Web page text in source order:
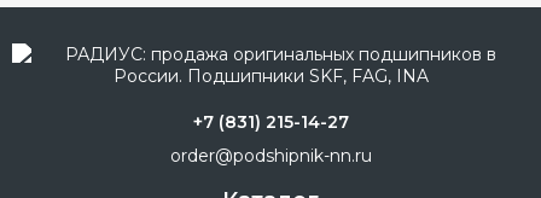
+7 (831) 215-14-27
order@podshipnik-nn.ru